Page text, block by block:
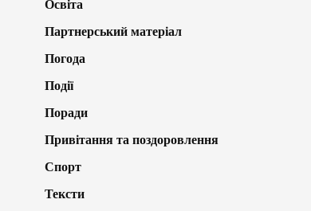
Освіта
Партнерський матеріал
Погода
Події
Поради
Привітання та поздоровлення
Спорт
Тексти